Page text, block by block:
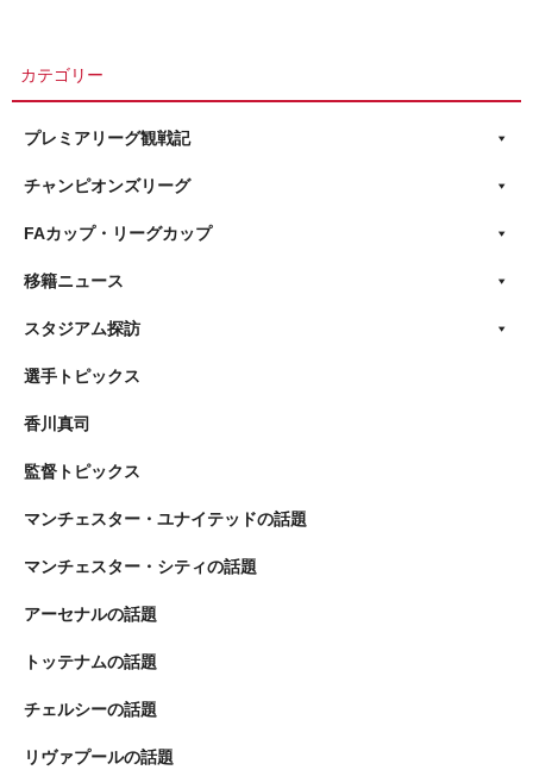
カテゴリー
プレミアリーグ観戦記
チャンピオンズリーグ
FAカップ・リーグカップ
移籍ニュース
スタジアム探訪
選手トピックス
香川真司
監督トピックス
マンチェスター・ユナイテッドの話題
マンチェスター・シティの話題
アーセナルの話題
トッテナムの話題
チェルシーの話題
リヴァプールの話題